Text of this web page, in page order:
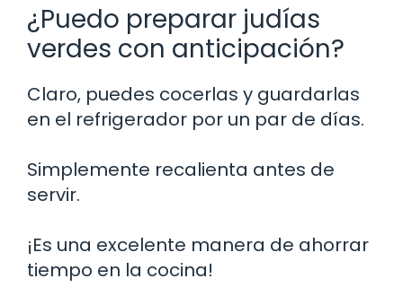
¿Puedo preparar judías
verdes con anticipación?
Claro, puedes cocerlas y guardarlas
en el refrigerador por un par de días.
Simplemente recalienta antes de
servir.
¡Es una excelente manera de ahorrar
tiempo en la cocina!